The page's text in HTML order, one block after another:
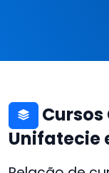
Unifatecie